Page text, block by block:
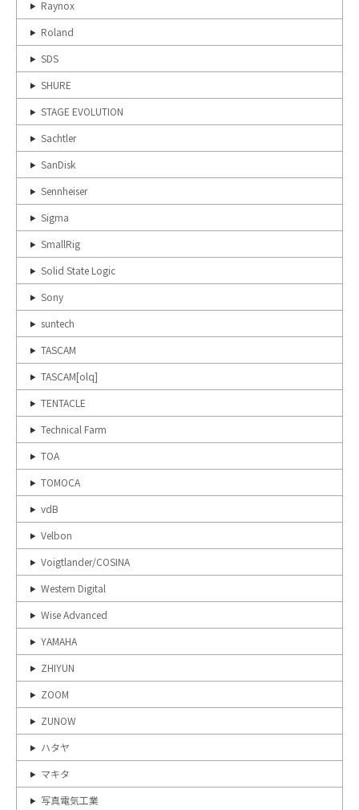
Raynox
Roland
SDS
SHURE
STAGE EVOLUTION
Sachtler
SanDisk
Sennheiser
Sigma
SmallRig
Solid State Logic
Sony
suntech
TASCAM
TASCAM[olq]
TENTACLE
Technical Farm
TOA
TOMOCA
vdB
Velbon
Voigtlander/COSINA
Western Digital
Wise Advanced
YAMAHA
ZHIYUN
ZOOM
ZUNOW
ハタヤ
マキタ
写真電気工業